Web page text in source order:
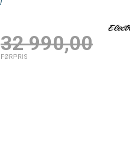
32 990,00
FØRPRIS